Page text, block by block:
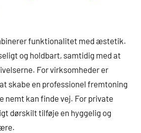
funktionalitet med æstetik.
og holdbart, samtidig med at
For virksomheder er
skabe en professionel fremtoning
nemt kan finde vej. For private
dørskilt tilføje en hyggelig og